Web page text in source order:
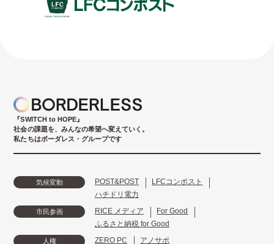
『SWITCH to HOPE』
社会の課題を、みんなの希望へ変えていく。
私たちはボーダレス・グループです
気候変動 POST&POST
LFCコンポスト
ハチドリ電力
市民参画 RICE メディア
For Good
ふるさと納税 for Good
人権 ZERO PC アノサポ